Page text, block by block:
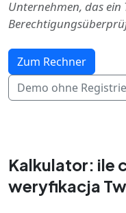
Unternehmen, das
Zum Rechner
Demo ohne
Kalkulator: ile
weryfikacja